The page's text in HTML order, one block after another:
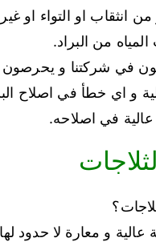
انثقاب او التواء او
من البراد.
في شركتنا و
و اي خطأ في اصلاح
في اصلاحه.
و معارة لا حدود